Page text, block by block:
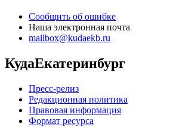
Сообщить об ошибке
Наша электронная почта
mailbox@kudaekb.ru
КудаЕкатеринбург
Пресс-релиз
Редакционная политика
Правовая информация
Формат ресурса